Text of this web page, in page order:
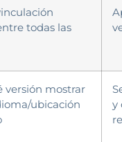
todas las
versión mostrar
ubicación
y